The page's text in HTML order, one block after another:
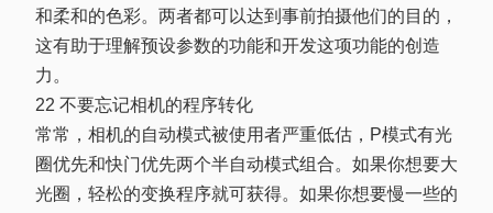
和柔和的色彩。两者都可以达到事前拍摄他们的目的，
这有助于理解预设参数的功能和开发这项功能的创造
力。
22 不要忘记相机的程序转化
常常，相机的自动模式被使用者严重低估，P模式有光
圈优先和快门优先两个半自动模式组合。如果你想要大
光圈，轻松的变换程序就可获得。如果你想要慢一些的